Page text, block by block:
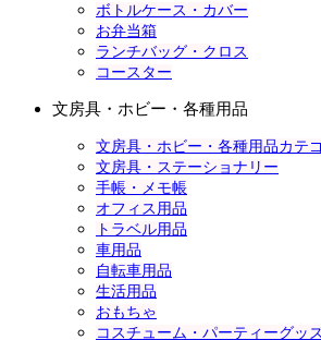
ボトルケース・カバー
お弁当箱
ランチバッグ・クロス
コースター
文房具・ホビー・各種用品
文房具・ホビー・各種用品カテ
文房具・ステーショナリー
手帳・メモ帳
オフィス用品
トラベル用品
車用品
自転車用品
生活用品
おもちゃ
コスチューム・パーティーグッ